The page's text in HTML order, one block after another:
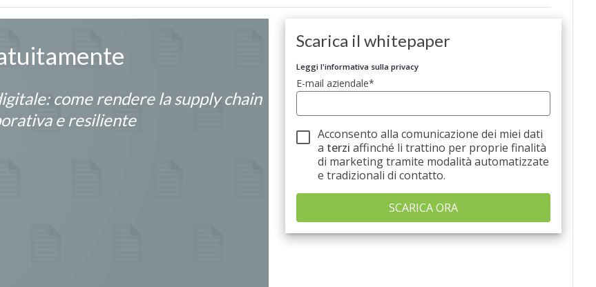
come rendere la supply chain
e resiliente
Scarica il whitepaper
Leggi l'informativa sulla privacy
E-mail aziendale*
Acconsento alla comunicazione dei miei dati
a terzi affinché li trattino per proprie finalità
di marketing tramite modalità automatizzate
e tradizionali di contatto.